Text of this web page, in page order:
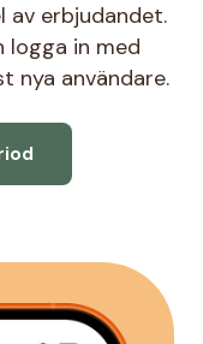
erbjudandet.
logga in med
nya användare.